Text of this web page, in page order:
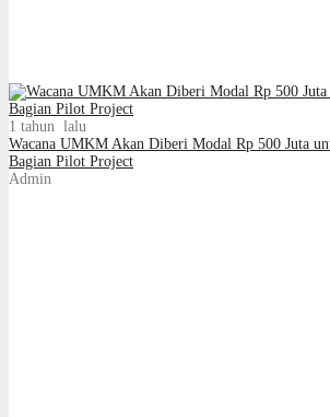
1 tahun lalu
Wacana UMKM Akan Diberi Modal Rp 500 Juta
Bagian Pilot Project
Admin